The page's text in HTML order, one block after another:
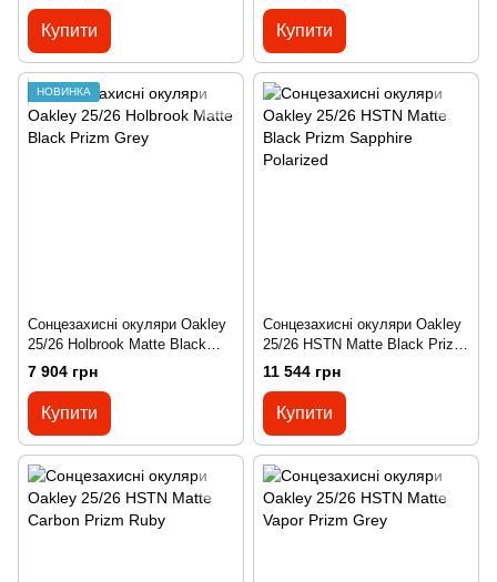
Купити Купити
НОВИНКА
Сонцезахисні окуляри Oakley
25/26 Holbrook Matte Black
Prizm Grey
7 904 грн
Купити
Сонцезахисні окуляри Oakley
25/26 HSTN Matte Black Prizm
Sapphire Polarized
11 544 грн
Купити